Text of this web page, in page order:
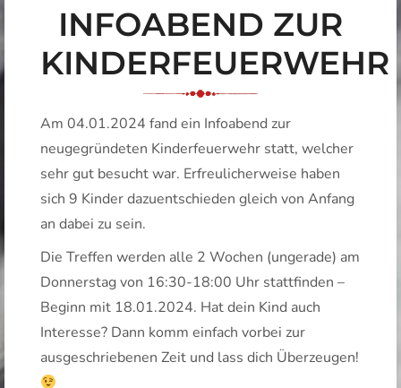
INFOABEND ZUR
KINDERFEUERWEHR
Am 04.01.2024 fand ein Infoabend zur
neugegründeten Kinderfeuerwehr statt, welcher
sehr gut besucht war. Erfreulicherweise haben
sich 9 Kinder dazuentschieden gleich von Anfang
an dabei zu sein.
Die Treffen werden alle 2 Wochen (ungerade) am
Donnerstag von 16:30-18:00 Uhr stattfinden –
Beginn mit 18.01.2024. Hat dein Kind auch
Interesse? Dann komm einfach vorbei zur
ausgeschriebenen Zeit und lass dich Überzeugen!